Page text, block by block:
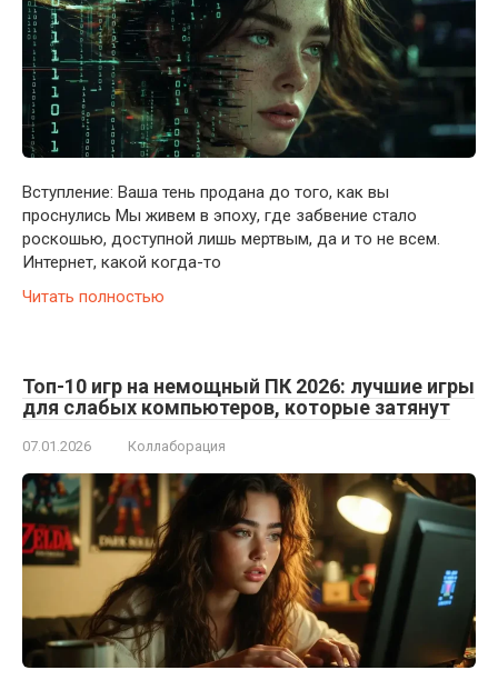
Вступление: Ваша тень продана до того, как вы
проснулись Мы живем в эпоху, где забвение стало
роскошью, доступной лишь мертвым, да и то не всем.
Интернет, какой когда-то
Читать полностью
Топ-10 игр на немощный ПК 2026: лучшие игры
для слабых компьютеров, которые затянут
07.01.2026 Коллаборация